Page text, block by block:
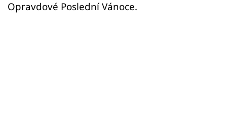
Opravdové Poslední Vánoce.